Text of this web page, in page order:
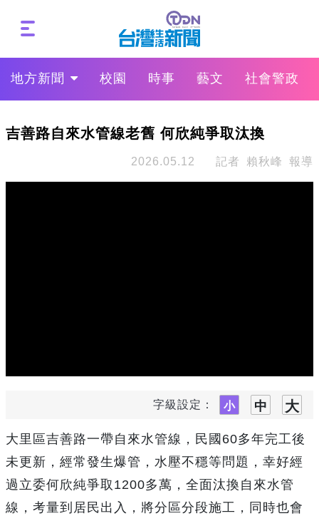
地方新聞 校園 時事 藝文 社會警政
吉善路自來水管線老舊 何欣純爭取汰換
2026.05.12 記者 賴秋峰 報導
字級設定：
大里區吉善路一帶自來水管線，民國60多年完工後
未更新，經常發生爆管，水壓不穩等問題，幸好經
過立委何欣純爭取1200多萬，全面汰換自來水管
線，考量到居民出入，將分區分段施工，同時也會